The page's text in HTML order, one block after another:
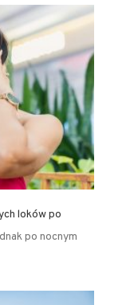
loków po
po nocnym